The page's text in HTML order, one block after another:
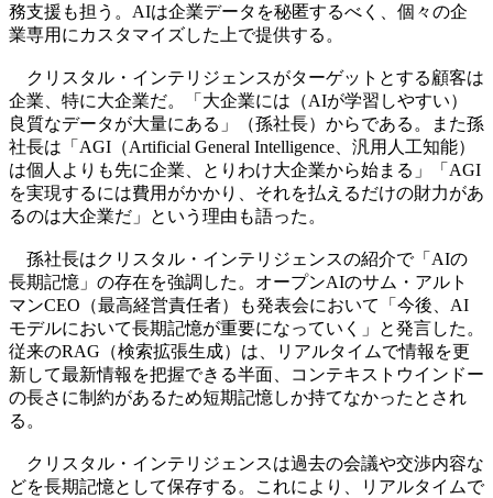
務支援も担う。AIは企業データを秘匿するべく、個々の企
業専用にカスタマイズした上で提供する。
クリスタル・インテリジェンスがターゲットとする顧客は
企業、特に大企業だ。「大企業には（AIが学習しやすい）
良質なデータが大量にある」（孫社長）からである。また孫
社長は「AGI（Artificial General Intelligence、汎用人工知能）
は個人よりも先に企業、とりわけ大企業から始まる」「AGI
を実現するには費用がかかり、それを払えるだけの財力があ
るのは大企業だ」という理由も語った。
孫社長はクリスタル・インテリジェンスの紹介で「AIの
長期記憶」の存在を強調した。オープンAIのサム・アルト
マンCEO（最高経営責任者）も発表会において「今後、AI
モデルにおいて長期記憶が重要になっていく」と発言した。
従来のRAG（検索拡張生成）は、リアルタイムで情報を更
新して最新情報を把握できる半面、コンテキストウインドー
の長さに制約があるため短期記憶しか持てなかったとされ
る。
クリスタル・インテリジェンスは過去の会議や交渉内容な
どを長期記憶として保存する。これにより、リアルタイムで